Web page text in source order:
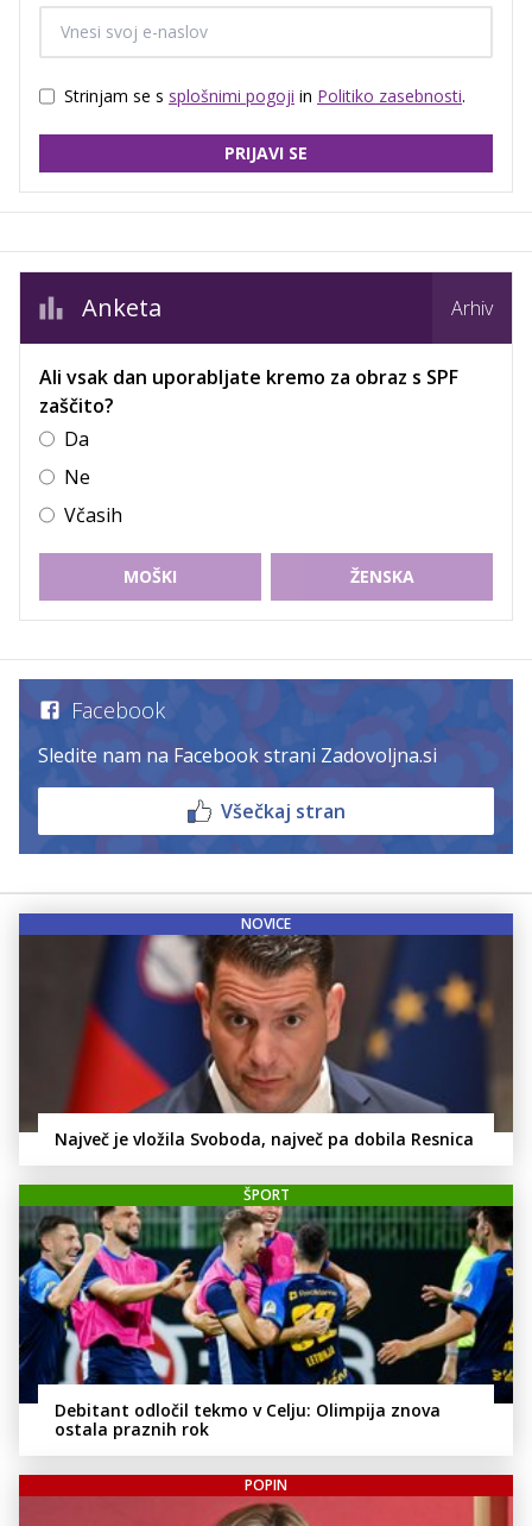
Strinjam se s splošnimi pogoji in Politiko zasebnosti.
PRIJAVI SE
Anketa Arhiv
Ali vsak dan uporabljate kremo za obraz s SPF
zaščito?
Da
Ne
Včasih
MOŠKI ŽENSKA
Facebook
Sledite nam na Facebook strani Zadovoljna.si
Všečkaj stran
NOVICE
Največ je vložila Svoboda, največ pa dobila Resnica
ŠPORT
Debitant odločil tekmo v Celju: Olimpija znova
ostala praznih rok
POPIN